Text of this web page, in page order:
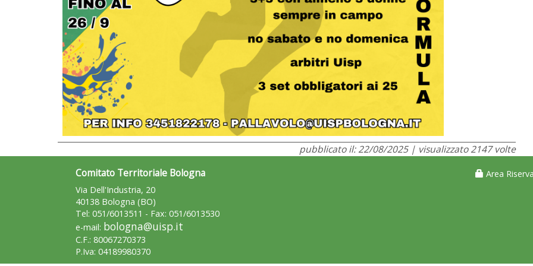
pubblicato il: 22/08/2025 | visualizzato 2147 volte
Comitato Territoriale Bologna
Via Dell'Industria, 20
40138 Bologna (BO)
Tel: 051/6013511 - Fax: 051/6013530
e-mail: bologna@uisp.it
C.F.: 80067270373
P.Iva: 04189980370
Area